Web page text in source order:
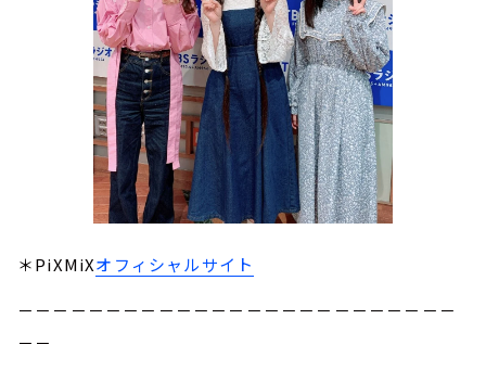
＊PiXMiXオフィシャルサイト
－－－－－－－－－－－－－－－－－－－－－－－－－
－－